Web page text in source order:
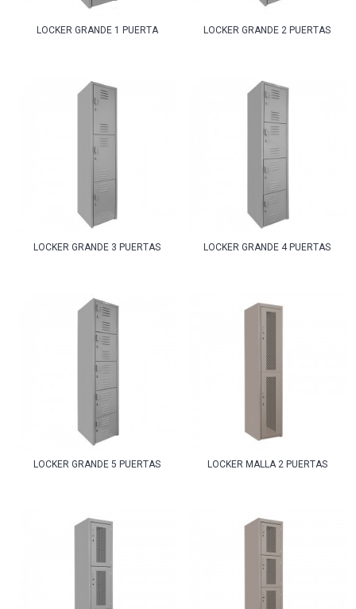
LOCKER GRANDE 1 PUERTA LOCKER GRANDE 2 PUERTAS
LOCKER GRANDE 3 PUERTAS LOCKER GRANDE 4 PUERTAS
LOCKER GRANDE 5 PUERTAS LOCKER MALLA 2 PUERTAS